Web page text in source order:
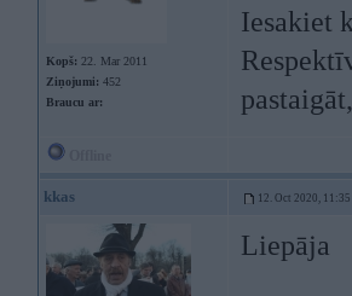
Kopš: 22. Mar 2011
Ziņojumi: 452
Braucu ar:
Iesakiet
kkas 12. Oct 2020, 11:35
Liepāja